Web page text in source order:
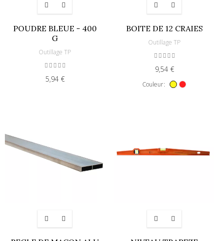
POUDRE BLEUE - 400
G
Outillage TP
5,94 €
BOITE DE 12 CRAIES
Outillage TP
9,54 €
Couleur